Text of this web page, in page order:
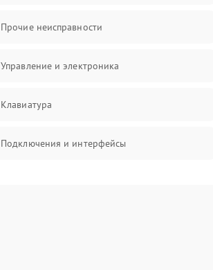
Прочие неисправности
Управление и электроника
Клавиатура
Подключения и интерфейсы